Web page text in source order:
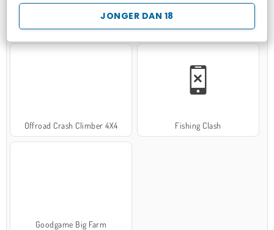
JONGER DAN 18
Hospital Surgeon Doctor Game Potion Sort
Offroad Crash Climber 4X4 Fishing Clash
Goodgame Big Farm